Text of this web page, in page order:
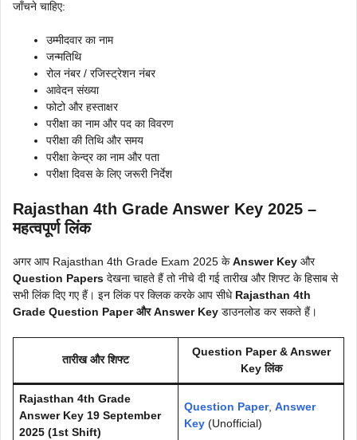
जाँचने चाहिए:
उम्मीदवार का नाम
जन्मतिथि
रोल नंबर / रजिस्ट्रेशन नंबर
आवेदन संख्या
फोटो और हस्ताक्षर
परीक्षा का नाम और पद का विवरण
परीक्षा की तिथि और समय
परीक्षा केन्द्र का नाम और पता
परीक्षा दिवस के लिए जरूरी निर्देश
Rajasthan 4th Grade Answer Key 2025 –
महत्वपूर्ण लिंक
अगर आप Rajasthan 4th Grade Exam 2025 केAnswer Key और
Question Papers देखना चाहते हैं तो नीचे दी गई तारीख और शिफ्ट के हिसाब से
सभी लिंक दिए गए हैं। इन लिंक पर क्लिक करके आप सीधे Rajasthan 4th
Grade Question Paper और Answer Key डाउनलोड कर सकते हैं।
तारीख और शिफ्ट
Question Paper & Answer
Key लिंक
Rajasthan 4th Grade
Answer Key 19 September
2025 (1st Shift)
Question Paper, Answer
Key (Unofficial)